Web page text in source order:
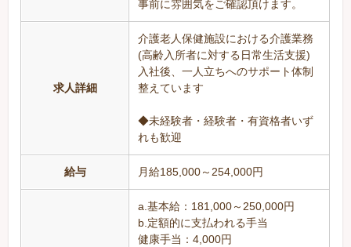
事前に雰囲気をご確認頂けます。
求人詳細
介護老人保健施設における介護業務
(高齢入所者に対する日常生活支援)
入社後、一人立ちへのサポート体制
整えています
◆未経験者・経験者・有資格者いず
れも歓迎
給与 月給185,000～254,000円
a.基本給：181,000～250,000円
b.定額的に支払われる手当
健康手当：4,000円